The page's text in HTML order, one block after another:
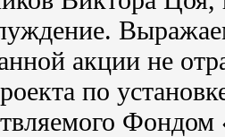
акции не
по
Фондом